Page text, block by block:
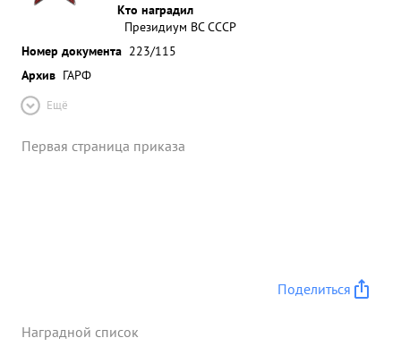
Кто наградил
Президиум ВС СССР
Номер документа 223/115
Архив ГАРФ
Ещё
Первая страница приказа
Поделиться
Наградной список